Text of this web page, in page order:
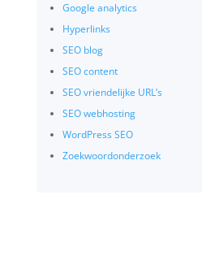
Google analytics
Hyperlinks
SEO blog
SEO content
SEO vriendelijke URL’s
SEO webhosting
WordPress SEO
Zoekwoordonderzoek